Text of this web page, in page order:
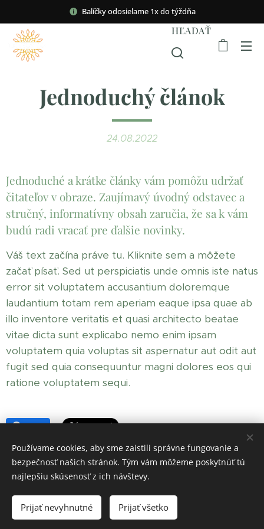
Balíčky odosielame 1x do týždňa
HĽADAŤ
Jednoduchý článok
24.08.2022
Jednoduché a krátke články vám pomôžu udržať
čitateľov v obraze. Zaujímavý úvodný odstavec a
stručný, informatívny obsah zaručia, že sa k vám
budú radi vracať pre ďalšie novinky.
Váš text začína práve tu. Kliknite sem a môžete
začať písať. Sed ut perspiciatis unde omnis iste natus
error sit voluptatem accusantium doloremque
laudantium totam rem aperiam eaque ipsa quae ab
illo inventore veritatis et quasi architecto beatae
vitae dicta sunt explicabo nemo enim ipsam
voluptatem quia voluptas sit aspernatur aut odit aut
fugit sed quia consequuntur magni dolores eos qui
ratione voluptatem sequi.
Share
HERBUSHKA
Cookies
Používame cookies, aby sme zaistili správne fungovanie a
bezpečnosť našich stránok. Tým vám môžeme poskytnúť tú
najlepšiu skúsenosť z ich návštevy.
Prijať nevyhnutné Prijať všetko